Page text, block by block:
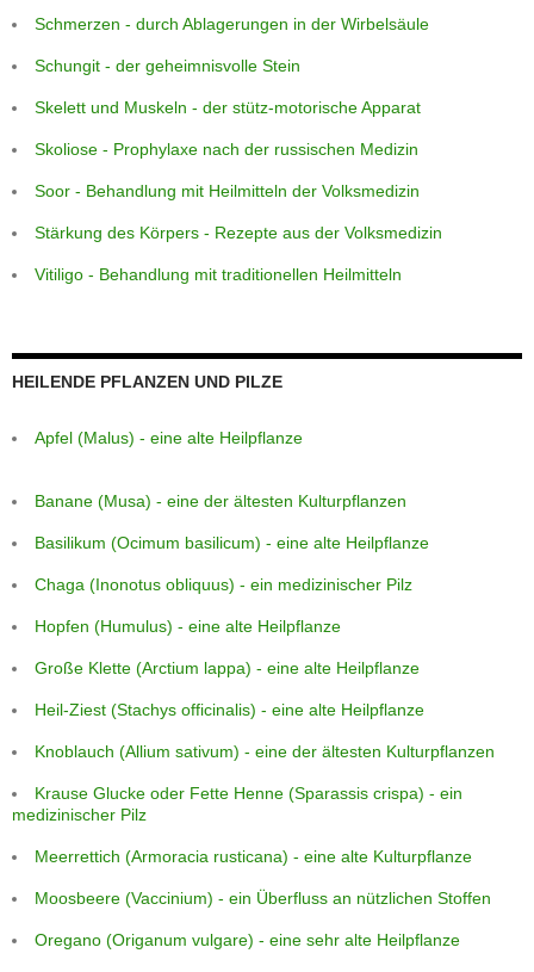
Schmerzen - durch Ablagerungen in der Wirbelsäule
Schungit - der geheimnisvolle Stein
Skelett und Muskeln - der stütz-motorische Apparat
Skoliose - Prophylaxe nach der russischen Medizin
Soor - Behandlung mit Heilmitteln der Volksmedizin
Stärkung des Körpers - Rezepte aus der Volksmedizin
Vitiligo - Behandlung mit traditionellen Heilmitteln
HEILENDE PFLANZEN UND PILZE
Apfel (Malus) - eine alte Heilpflanze
Banane (Musa) - eine der ältesten Kulturpflanzen
Basilikum (Ocimum basilicum) - eine alte Heilpflanze
Chaga (Inonotus obliquus) - ein medizinischer Pilz
Hopfen (Humulus) - eine alte Heilpflanze
Große Klette (Arctium lappa) - eine alte Heilpflanze
Heil-Ziest (Stachys officinalis) - eine alte Heilpflanze
Knoblauch (Allium sativum) - eine der ältesten Kulturpflanzen
Krause Glucke oder Fette Henne (Sparassis crispa) - ein
medizinischer Pilz
Meerrettich (Armoracia rusticana) - eine alte Kulturpflanze
Moosbeere (Vaccinium) - ein Überfluss an nützlichen Stoffen
Oregano (Origanum vulgare) - eine sehr alte Heilpflanze